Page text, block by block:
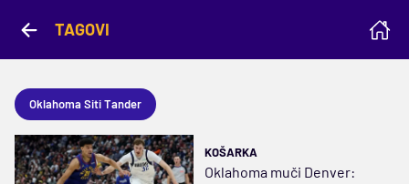
TAGOVI
Oklahoma Siti Tander
KOŠARKA
Oklahoma muči Denver: